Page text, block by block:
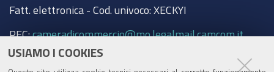
USIAMO I COOKIES
Fatt. elettronica - Cod. univoco: XECKYI
PEC:cameradicommercio@mo.legalmail.camcom.it
Trasparenza